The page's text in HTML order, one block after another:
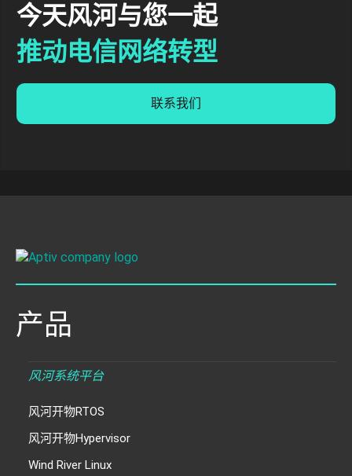
今天风河与您一起
推动电信网络转型
联系我们
产品
风河系统平台
风河开物RTOS
风河开物Hypervisor
Wind River Linux